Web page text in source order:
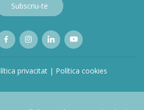
Subscriu-te
privacitat| Política cookies